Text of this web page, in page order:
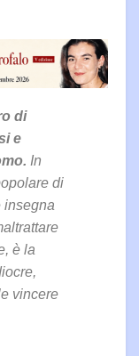
di
e
In
di
insegna
è la
vincere